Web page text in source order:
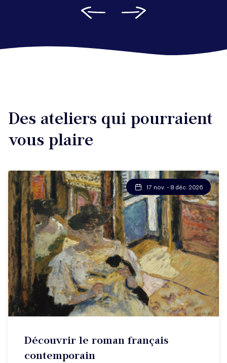
Des ateliers qui pourraient
vous plaire
17 nov. - 8 déc. 2026
Découvrir le roman français
contemporain